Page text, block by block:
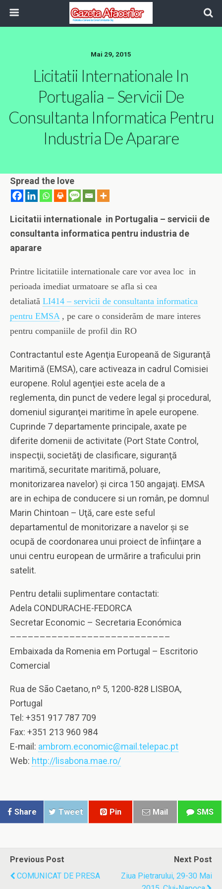
Mai 29, 2015
Licitatii Internationale In
Portugalia – Servicii De
Consultanta Informatica Pentru
Industria De Aparare
Spread the love
Licitatii internationale in Portugalia – servicii de
consultanta informatica pentru industria de
aparare
Printre licitatiile internationale care vor avea loc in
perioada imediat urmatoare se afla si cea
detaliată LI414 – servicii de consultanta informatica
pentru EMSA, pe care o considerăm de mare interes
pentru companiile de profil din RO
Contractantul este Agenţia Europeană de Siguranţă
Maritimă (EMSA), care activeaza in cadrul Comisiei
europene. Rolul agenţiei este acela de a
reglementa, din punct de vedere legal şi procedural,
domeniul siguranţei maritime în apele europene.
Cuprinde 7 departamente principale, axate pe
diferite domenii de activitate (Port State Control,
inspecţii, societăţi de clasificare, siguranţă
maritimă, securitate maritimă, poluare,
monitorizarea navelor) şi circa 150 angajaţi. EMSA
are in echipa de conducere si un român, pe domnul
Marin Chintoan – Uţă, care este seful
departamentul de monitorizare a navelor şi se
ocupă de coordonarea unui proiect de înfiinţare a
unui centru european de urmărire a traficului prin
satelit.
Pentru detalii suplimentare contactati:
Adela CONDURACHE-FEDORCA
Secretar Economic – Secretaria Económica
–––––––––––––––––––––––––––
Embaixada da Romenia em Portugal – Escritorio
Comercial
Rua de São Caetano, nº 5, 1200-828 LISBOA,
Portugal
Tel: +351 917 787 709
Fax: +351 213 960 984
E-mail: ambrom.economic@mail.telepac.pt
Web: http://lisabona.mae.ro/
Share Tweet Pin Mail SMS
Previous Post
COMUNICAT DE PRESA
Next Post
Ziua Pietrarului, 29-30 Mai